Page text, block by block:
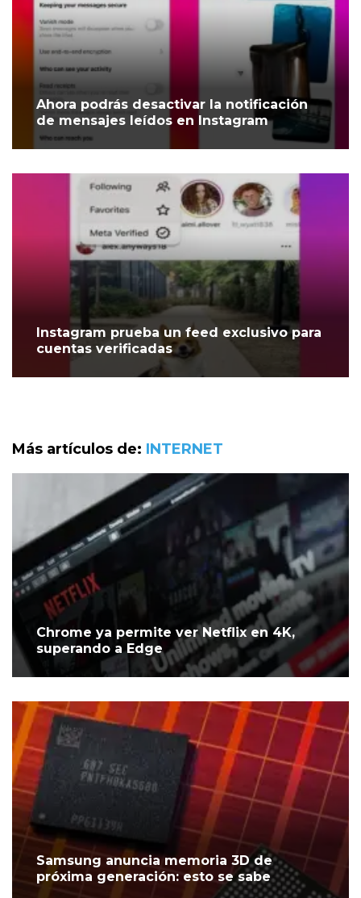
Ahora podrás desactivar la notificación
de mensajes leídos en Instagram
Instagram prueba un feed exclusivo para
cuentas verificadas
Más artículos de: INTERNET
Chrome ya permite ver Netflix en 4K,
superando a Edge
Samsung anuncia memoria 3D de
próxima generación: esto se sabe